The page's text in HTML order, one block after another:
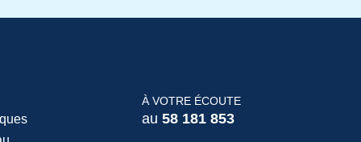
À VOTRE ÉCOUTE
au 58 181 853